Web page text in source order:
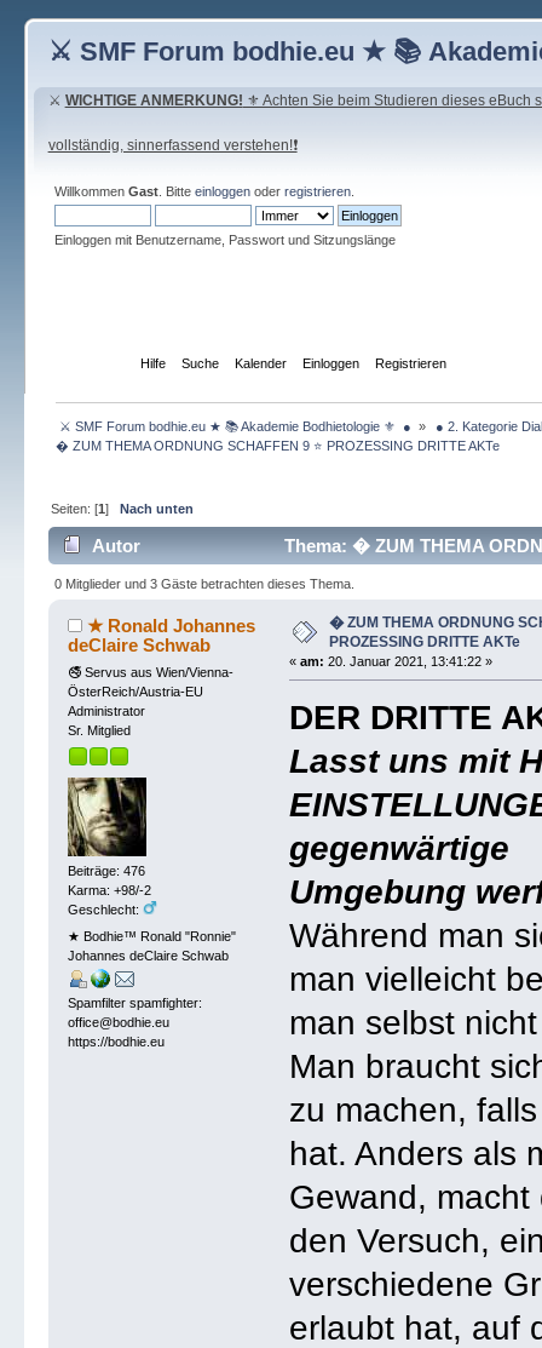
⚔ SMF Forum bodhie.eu ★ 📚
⚔ WICHTIGE ANMERKUNG! ⚜ Achten Sie beim Studieren dieses eBuch
vollständig, sinnerfassend verstehen!❗
Willkommen Gast. Bitte einloggenoder registrieren.
Einloggen mit Benutzername, Passwort und Sitzungslänge
Hilfe Suche Kalender Einloggen Registrieren
⚔ SMF Forum bodhie.eu ★ 📚 Akademie Bodhietologie ⚜  ● »
● 2. Kategorie
� ZUM THEMA ORDNUNG SCHAFFEN 9 ⭐️ PROZESSING DRITTE AKTe
Seiten: [1] Nach unten
Autor
Thema: � ZUM THEMA
mal)
0 Mitglieder und 3 Gäste betrachten dieses Thema.
★ Ronald Johannes
deClaire Schwab
🚭 Servus aus Wien/Vienna-
ÖsterReich/Austria-EU
Administrator
Sr. Mitglied
Beiträge: 476
Karma: +98/-2
Geschlecht:
★ Bodhie™ Ronald "Ronnie"
Johannes deClaire Schwab
Spamfilter spamfighter:
office@bodhie.eu
https://bodhie.eu
� ZUM THEMA ORDNUNG
PROZESSING DRITTE AKTe
«am: 20. Januar 2021, 13:41:22 »
DER DRITTE
Lasst uns mit
gegenwärtige
Umgebung
Während man
man vielleicht
man selbst
Man braucht
zu machen,
hat. Anders als
Gewand,
den Versuch,
verschiedene
erlaubt hat, auf